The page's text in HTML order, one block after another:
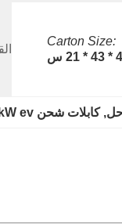
Carton Size:
, كابلات شحن 11kW ev